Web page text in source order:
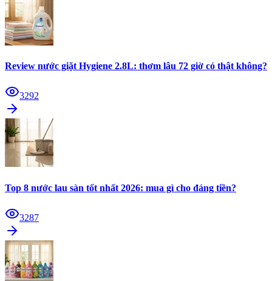
Review nước giặt Hygiene 2.8L: thơm lâu 72 giờ có thật không?
3292
Top 8 nước lau sàn tốt nhất 2026: mua gì cho đáng tiền?
3287